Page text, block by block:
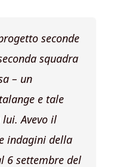
seconde
squadra
– un
e tale
Avevo il
indagini della
6 settembre del